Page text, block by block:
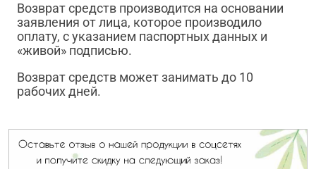
Возврат средств производится на основании
заявления от лица, которое производило
оплату, с указанием паспортных данных и
«живой» подписью.
Возврат средств может занимать до 10
рабочих дней.